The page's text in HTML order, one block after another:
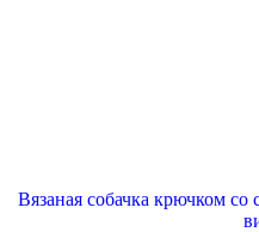
Вязаная собачка крючком со